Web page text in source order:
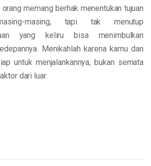
memang berhak menentukan tujuan
masing, tapi tak menutup
yang keliru bisa menimbulkan
Menikahlah karena kamu dan
untuk menjalankannya, bukan semata
dari luar.